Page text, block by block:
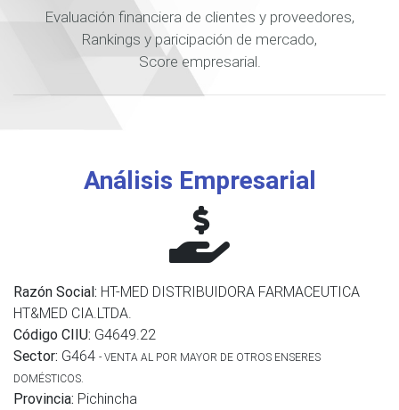
Evaluación financiera de clientes y proveedores,
Rankings y paricipación de mercado,
Score empresarial.
Análisis Empresarial
Razón Social: HT-MED DISTRIBUIDORA FARMACEUTICA
HT&MED CIA.LTDA.
Código CIIU: G4649.22
Sector: G464 - VENTA AL POR MAYOR DE OTROS ENSERES
DOMÉSTICOS.
Provincia: Pichincha